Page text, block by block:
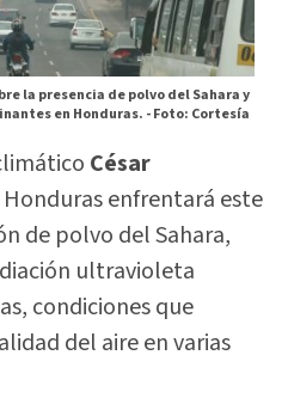
la presencia de polvo del Sahara y
en Honduras. -Foto: Cortesía
César
enfrentará este
de polvo del Sahara,
ultravioleta
condiciones que
del aire en varias